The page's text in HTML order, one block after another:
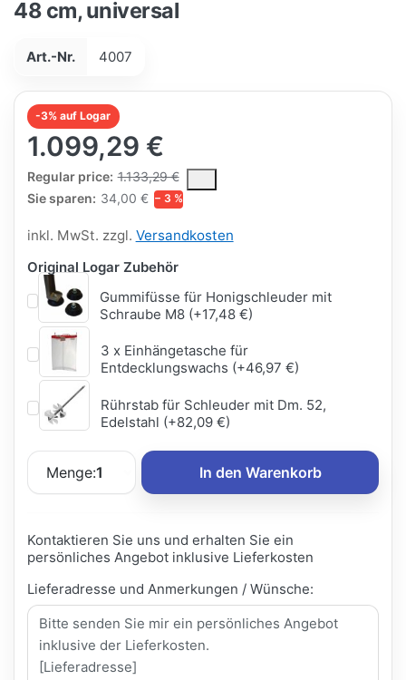
48 cm, universal
Art.-Nr. 4007
-3% auf Logar
1.099,29 €
Regular price: 1.133,29 €
The Regular Price is the median selling price paid by
Sie sparen: 34,00 € − 3 %
inkl. MwSt. zzgl. Versandkosten
Original Logar Zubehör
Gummifüsse für Honigschleuder mit
Schraube M8 (+17,48 €)
3 x Einhängetasche für
Entdecklungswachs (+46,97 €)
Rührstab für Schleuder mit Dm. 52,
Edelstahl (+82,09 €)
Menge:1 In den Warenkorb
Kontaktieren Sie uns und erhalten Sie ein
persönliches Angebot inklusive Lieferkosten
Lieferadresse und Anmerkungen / Wünsche: